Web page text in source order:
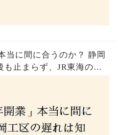
当に間に合うのか？ 静岡
止まらず、JR東海のず